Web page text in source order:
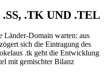
.TK UND .TEL
Länder-Domain warten: aus
sich die Eintragung des
.tk geht die Entwicklung
mit gemischter Bilanz